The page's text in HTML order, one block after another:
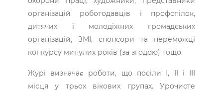
організацій роботодавців і профспілок,
дитячих і молодіжних громадських
організацій, ЗМІ, спонсори та переможці
конкурсу минулих років (за згодою) тощо.
Журі визначає роботи, що посіли І, ІІ і ІІІ
місця у трьох вікових групах. Урочисте